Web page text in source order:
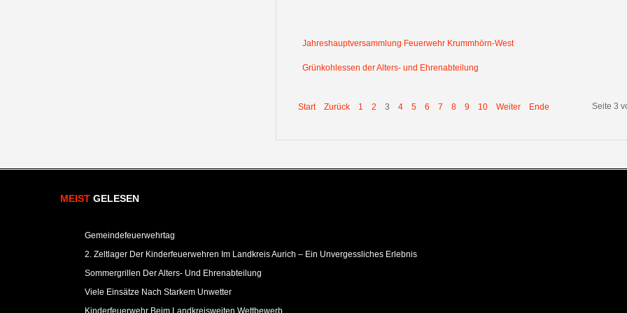
Jahreshauptversammlung Feuerwehr Krummhörn-West
Grünkohlessen der Alters- und Ehrenabteilung
Seite 3
Start Zurück 1 2 3 4 5 6 7 8 9 10 Weiter Ende
MEIST GELESEN
Gemeindefeuerwehrtag
2. Zeltlager Der Kinderfeuerwehren Im Landkreis Aurich – Ein Unvergessliches Erlebnis
Sommergrillen Der Alters- Und Ehrenabteilung
Viele Einsätze Nach Starkem Unwetter
Kinderfeuerwehr Beim Landkreisweiten Wettbewerb